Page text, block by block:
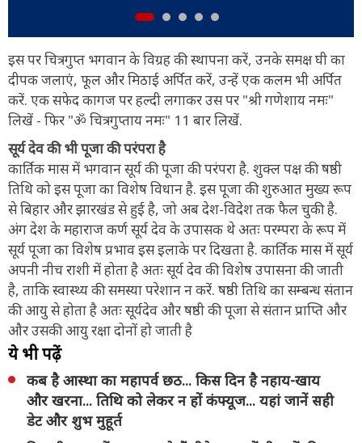
इस पर चित्रगुप्त भगवान के विग्रह की स्थापना करें, उनके समक्ष घी का
दीपक जलाएं, फूल और मिठाई अर्पित करें, उन्हें एक कलम भी अर्पित
करें. एक सफेद कागज पर हल्दी लगाकर उस पर "श्री गणेशाय नमः"
लिखें - फिर "ॐ चित्रगुप्ताय नमः" 11 बार लिखें.
सूर्य देव की भी पूजा की परंपरा है
कार्तिक मास में भगवान सूर्य की पूजा की परंपरा है. शुक्ल पक्ष की षष्ठी
तिथि को इस पूजा का विशेष विधान है. इस पूजा की शुरुआत मुख्य रूप
से बिहार और झारखंड से हुई है, जो अब देश-विदेश तक फैल चुकी है.
अंग देश के महाराज कर्ण सूर्य देव के उपासक थे अतः परम्परा के रूप में
सूर्य पूजा का विशेष प्रभाव इस इलाके पर दिखता है. कार्तिक मास में सूर्य
अपनी नीच राशी में होता है अतः सूर्य देव की विशेष उपासना की जाती
है, ताकि स्वास्थ्य की समस्या परेशान न करें. षष्ठी तिथि का सम्बन्ध संतान
की आयु से होता है अतः सूर्यदेव और षष्ठी की पूजा से संतान प्राप्ति और
और उसकी आयु रक्षा दोनों हो जाती है
ये भी पढ़ें
कब है आस्था का महापर्व छठ... किस दिन है नहाय-खाय
और खरना... तिथि को लेकर न हों कंफ्यूज... यहां जानें सही
डेट और शुभ मुहूर्त